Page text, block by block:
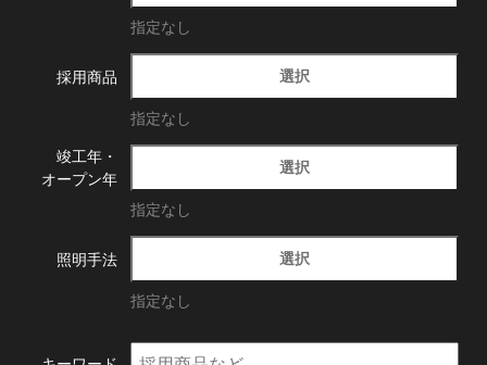
指定なし
採用商品 選択
指定なし
竣工年・
オープン年
選択
指定なし
照明手法 選択
指定なし